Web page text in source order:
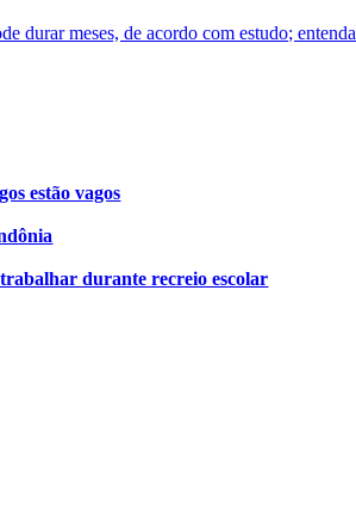
durar meses, de acordo com estudo; entenda
estão vagos
durante recreio escolar